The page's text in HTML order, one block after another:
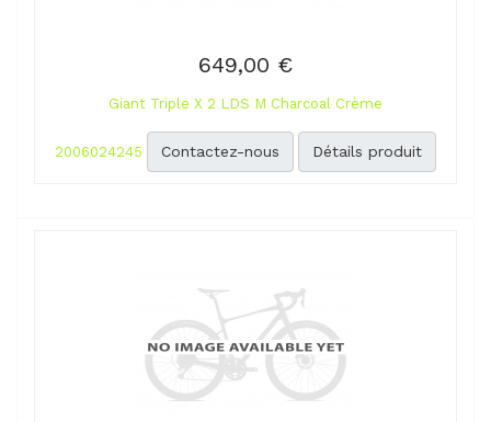
649,00 €
Giant Triple X 2 LDS M Charcoal Crème
2006024245 Contactez-nous Détails produit